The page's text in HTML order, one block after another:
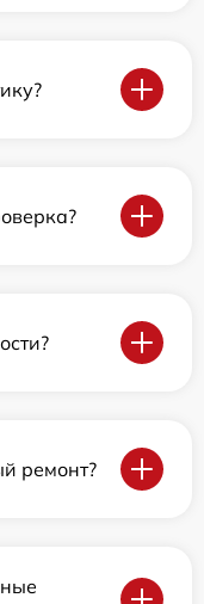
ремонт?